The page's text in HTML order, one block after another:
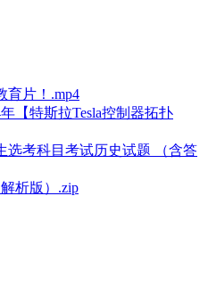
育片！.mp4
【特斯拉Tesla控制器拓扑
选考科目考试历史试题 （含答
析版）.zip